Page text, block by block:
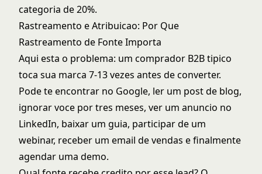
categoria de 20%.
Rastreamento e Atribuicao: Por Que
Rastreamento de Fonte Importa
Aqui esta o problema: um comprador B2B tipico
toca sua marca 7-13 vezes antes de converter.
Pode te encontrar no Google, ler um post de blog,
ignorar voce por tres meses, ver um anuncio no
LinkedIn, baixar um guia, participar de um
webinar, receber um email de vendas e finalmente
agendar uma demo.